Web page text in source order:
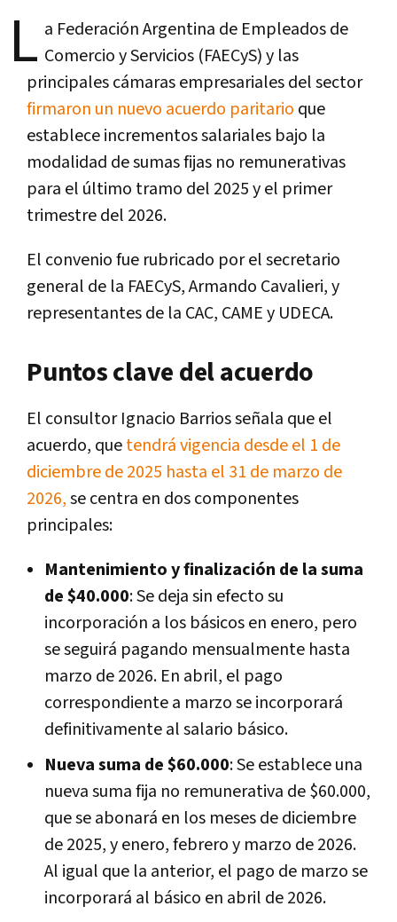
L a Federación Argentina de Empleados de
Comercio y Servicios (FAECyS) y las
principales cámaras empresariales del sector
firmaron un nuevo acuerdo paritario que
establece incrementos salariales bajo la
modalidad de sumas fijas no remunerativas
para el último tramo del 2025 y el primer
trimestre del 2026.
El convenio fue rubricado por el secretario
general de la FAECyS, Armando Cavalieri, y
representantes de la CAC, CAME y UDECA.
Puntos clave del acuerdo
El consultor Ignacio Barrios señala que el
acuerdo, quetendrá vigencia desde el 1 de
diciembre de 2025 hasta el 31 de marzo de
2026,se centra en dos componentes
principales:
Mantenimiento y finalización de la suma
de $40.000: Se deja sin efecto su
incorporación a los básicos en enero, pero
se seguirá pagando mensualmente hasta
marzo de 2026. En abril, el pago
correspondiente a marzo se incorporará
definitivamente al salario básico.
Nueva suma de $60.000: Se establece una
nueva suma fija no remunerativa de $60.000,
que se abonará en los meses de diciembre
de 2025, y enero, febrero y marzo de 2026.
Al igual que la anterior, el pago de marzo se
incorporará al básico en abril de 2026.